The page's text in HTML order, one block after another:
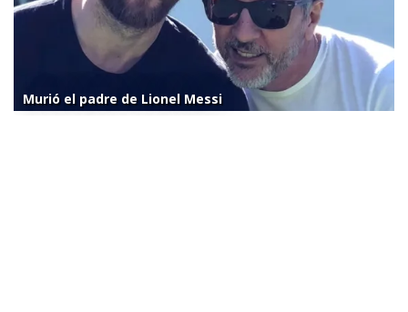
Murió el padre de Lionel Messi